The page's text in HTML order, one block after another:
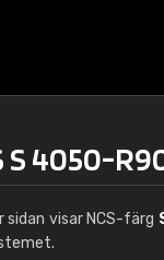
S 4050-
sidan visar NCS-färg